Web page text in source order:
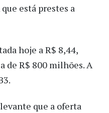
está prestes a
hoje a R$ 8,44,
de R$ 800 milhões. A
que a oferta